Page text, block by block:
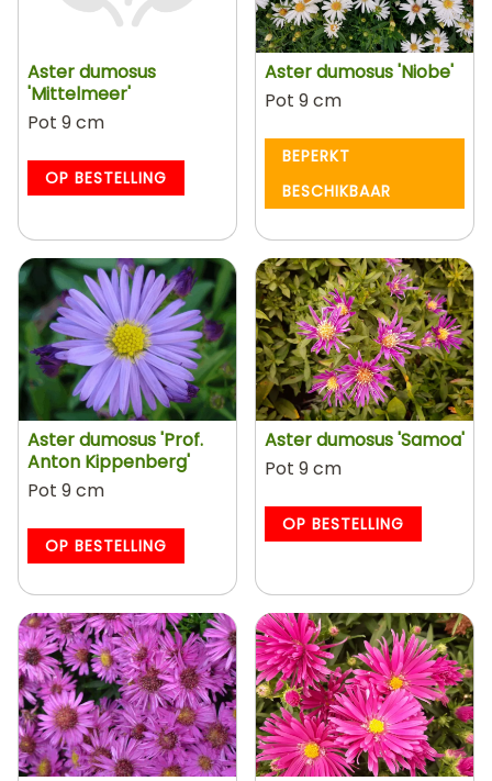
Aster dumosus
'Mittelmeer'
Pot 9 cm
OP BESTELLING
Aster dumosus 'Niobe'
Pot 9 cm
BEPERKT
BESCHIKBAAR
Aster dumosus 'Prof.
Anton Kippenberg'
Pot 9 cm
OP BESTELLING
Aster dumosus 'Samoa'
Pot 9 cm
OP BESTELLING